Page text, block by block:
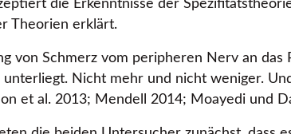
die Erkenntnisse der
Theorien erklärt.
von Schmerz vom peripheren Nerv an
Nicht mehr und nicht weniger.
et al. 2013; Mendell 2014; Moayedi und